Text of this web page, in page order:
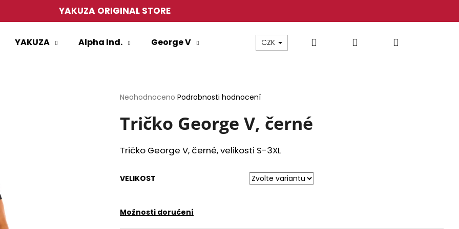
YAKUZA ORIGINAL STORE
YAKUZA Alpha Ind. George V CZK Hledat PřihlášeníNákupní
Průměrné
produktu
z
5
Neohodnoceno Podrobnosti hodnocení
Tričko George V, černé
Tričko George V, černé, velikosti S-3XL
VELIKOST
Možnosti doručení
HLEDAT
TRIČKO YAKUZA TSB27013